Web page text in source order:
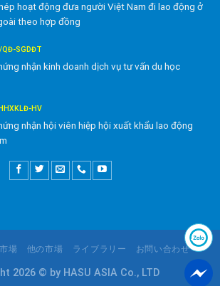
hoạt động đưa người Việt Nam đi lao động ở
theo hợp đồng
QĐ-SGDĐT
nhận kinh doanh dịch vụ tư vấn du học
HV
nhận hội viên hiệp hội xuất khẩu lao động
場 他の市場 ライブラリー お問い合わせ
2026 © by HASU ASIA Co., LTD